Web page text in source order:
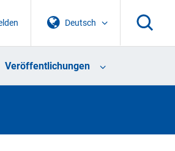
Deutsch
Veröffentlichungen